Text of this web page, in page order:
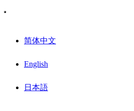
简体中文
English
日本語